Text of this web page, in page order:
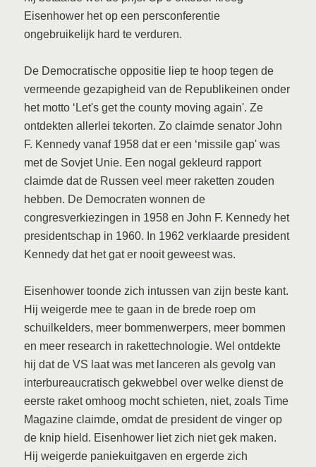
Eisenhower het op een persconferentie
ongebruikelijk hard te verduren.
De Democratische oppositie liep te hoop tegen de
vermeende gezapigheid van de Republikeinen onder
het motto ‘Let's get the county moving again'. Ze
ontdekten allerlei tekorten. Zo claimde senator John
F. Kennedy vanaf 1958 dat er een ‘missile gap' was
met de Sovjet Unie. Een nogal gekleurd rapport
claimde dat de Russen veel meer raketten zouden
hebben. De Democraten wonnen de
congresverkiezingen in 1958 en John F. Kennedy het
presidentschap in 1960. In 1962 verklaarde president
Kennedy dat het gat er nooit geweest was.
Eisenhower toonde zich intussen van zijn beste kant.
Hij weigerde mee te gaan in de brede roep om
schuilkelders, meer bommenwerpers, meer bommen
en meer research in rakettechnologie. Wel ontdekte
hij dat de VS laat was met lanceren als gevolg van
interbureaucratisch gekwebbel over welke dienst de
eerste raket omhoog mocht schieten, niet, zoals Time
Magazine claimde, omdat de president de vinger op
de knip hield. Eisenhower liet zich niet gek maken.
Hij weigerde paniekuitgaven en ergerde zich